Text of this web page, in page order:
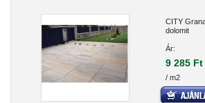
CITY
dolomit
Ár:
9 285 Ft
/ m2